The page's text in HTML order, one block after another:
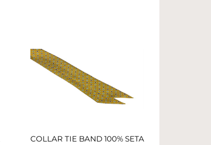
COLLAR TIE BAND 100% SETA